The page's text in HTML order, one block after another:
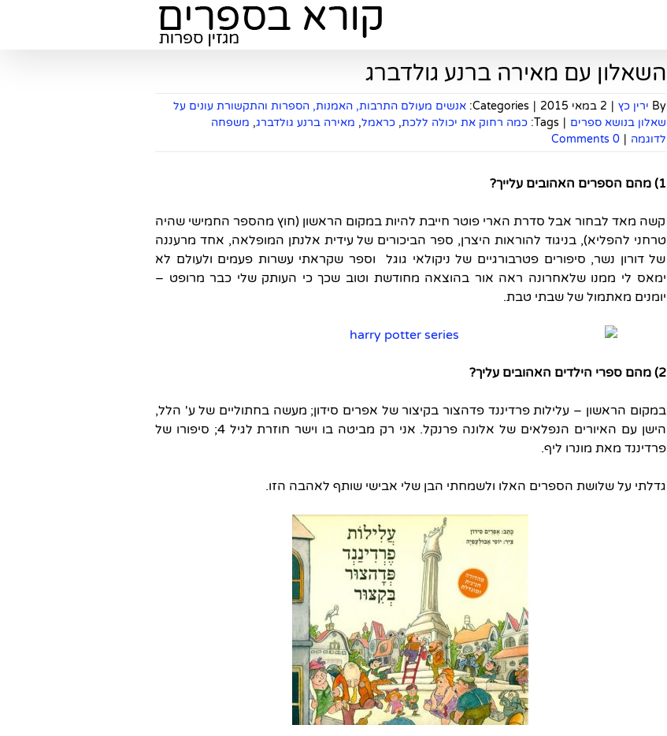
השאלון עם מאירה ברנע גולדברג
By ירין כץ | 2 במאי 2015 |
Categories: אנשים מעולם התרבות, האמנות, הספרות והתקשורת עונים על
שאלון בנושא ספרים |
Tags: כמה רחוק את יכולה ללכת,כראמל, מאירה ברנע גולדברג, משפחה
לדוגמה |
0 Comments
1) מהם הספרים האהובים עלייך?
קשה מאד לבחור אבל סדרת הארי פוטר חייבת להיות במקום הראשון (חוץ מהספר החמישי שהיה
טרחני להפליא), בניגוד להוראות היצרן, ספר הביכורים של עידית אלנתן המופלאה, אחד מרעננה
של דורון נשר, סיפורים פטרבורגיים של ניקולאי גוגל וספר שקראתי עשרות פעמים ולעולם לא
ימאס לי ממנו שלאחרונה ראה אור בהוצאה מחודשת וטוב שכך כי העותק שלי כבר מרופט –
יומנים מאתמול של שבתי טבת.
2) מהם ספרי הילדים האהובים עליך?
במקום הראשון – עלילות פרדיננד פדהצור בקיצור של אפרים סידון; מעשה בחתוליים של ע' הלל,
הישן עם האיורים הנפלאים של אלונה פרנקל. אני רק מביטה בו וישר חוזרת לגיל 4; סיפורו של
פרדיננד מאת מונרו ליף.
גדלתי על שלושת הספרים האלו ולשמחתי הבן שלי אבישי שותף לאהבה הזו.